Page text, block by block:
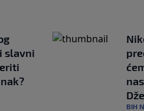
slavni
BIH